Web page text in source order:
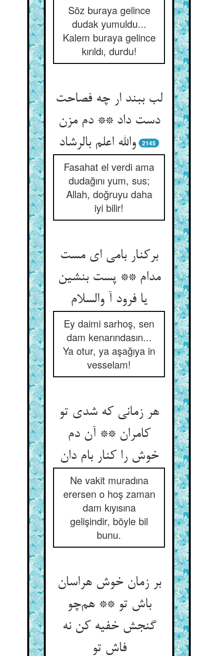
Söz buraya gelince
dudak yumuldu...
Kalem buraya gelince
kırıldı, durdu!
لب ببند ار چه فصاحت
دست داد ** دم مزن
والله اعلم بالرشاد
2145
Fasahat el verdi ama
dudağını yum, sus;
Allah, doğruyu daha
iyi bilir!
برکنار بامی ای مست
مدام ** پست بنشین
یا فرود آ والسلام
Ey daimi sarhoş, sen
dam kenarındasın...
Ya otur, ya aşağıya in
vesselam!
هر زمانی که شدی تو
کامران ** آن دم
خوش را کنار بام دان
Ne vakit muradına
erersen o hoş zaman
dam kıyısına
gelişindir, böyle bil
bunu.
بر زمان خوش هراسان
باش تو ** هم‌چو
گنجش خفیه کن نه
فاش تو